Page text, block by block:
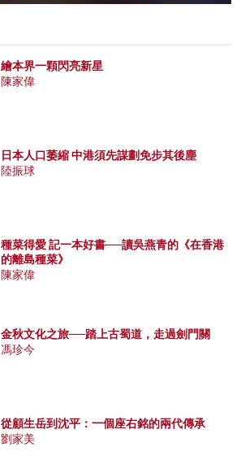
繪本界一顆閃亮新星
陳家偉
日本人口萎縮 中港須先謀劃免步其後塵
陸振球
種菜得愛 記一本好書──讀吳燕青的《在香港
的離島種菜》
陳家偉
金秋文化之旅──踏上古蜀道，走過劍門關
馮珍今
從顧生岳到沈平：一個座右銘的兩代傳承
劉家美